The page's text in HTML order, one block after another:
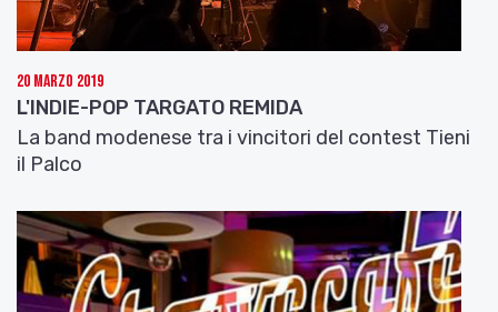
Giuffredi.
Saxofollia on web
www.saxofolliaproject.com
https://it-it.facebook.com/pages/SAXOFOLLIA-
PROJECT/166385191692
https://twitter.com/Saxofollia
20 Marzo 2019
L'INDIE-POP TARGATO REMIDA
La band modenese tra i vincitori del contest Tieni
il Palco